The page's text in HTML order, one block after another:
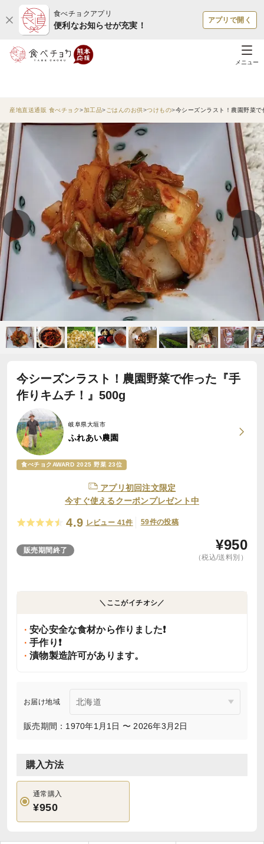
食べチョクアプリ
便利なお知らせが充実！
アプリで開く
メニュー
産地直送通販 食べチョク 加工品 ごはんのお供 つけもの 今シーズンラスト！農園野菜
今シーズンラスト！農園野菜で作った『手
作りキムチ！』500g
岐阜県大垣市
ふれあい農園
食べチョクAWARD 2025 野菜 23位
アプリ初回注文限定
今すぐ使えるクーポンプレゼント中
4.9 レビュー 41件 59件の投稿
販売期間終了 ¥950
（税込/送料別）
＼ここがイチオシ／
安心安全な食材から作りました❗️
手作り❗️
漬物製造許可があります。
お届け地域
販売期間：1970年1月1日 〜 2026年3月2日
購入方法
通常購入
¥950